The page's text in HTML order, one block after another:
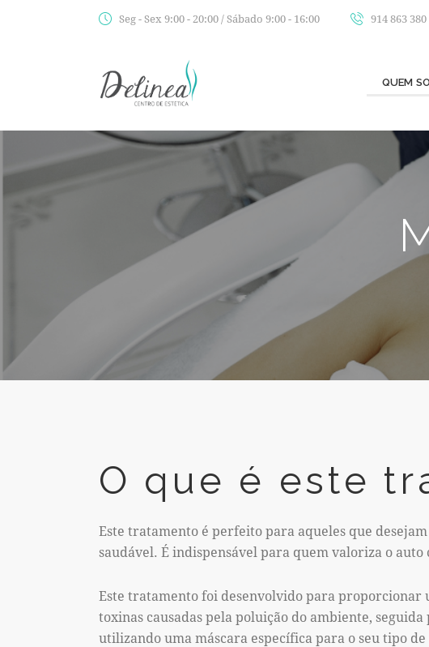
Seg - Sex 9:00 - 20:00 / Sábado 9:00 - 16:00 914 863 380
QUEM
O que é este
Este tratamento é perfeito para aqueles que
saudável. É indispensável para quem valoriza o auto
Este tratamento foi desenvolvido para proporcionar
toxinas causadas pela poluição do ambiente,
utilizando uma máscara específica para o seu tipo de